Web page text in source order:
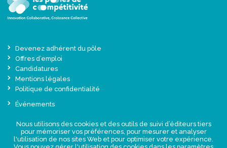
Devenez adhérent du pôle
Offres d’emploi
Candidatures
Mentions légales
Politique de confidentialité
Événements
Une offre globale sur-mesure
Presse
Nous utilisons des cookies et des outils de suivi d’éditeurs tiers
pour mémoriser vos préférences, pour mesurer et analyser
l'utilisation de nos sites Web et pour optimiser votre expérience.